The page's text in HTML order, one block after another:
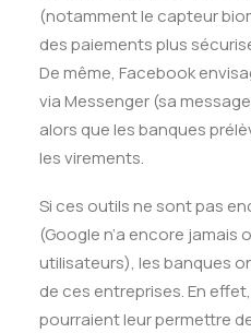
(notamment le capteur
des paiements plus
De même, Facebook
via Messenger (sa
alors que les banques
les virements.
Si ces outils ne sont pas
(Google n’a encore jamais
utilisateurs), les banques
de ces entreprises. En
pourraient leur permettre